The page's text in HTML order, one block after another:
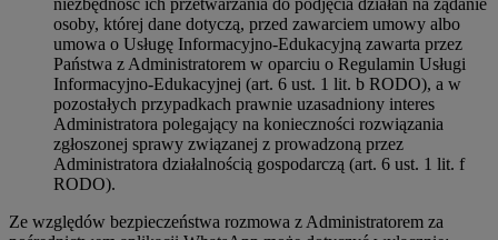
osoby, której dane dotyczą, przed zawarciem umowy albo
umowa o Usługę Informacyjno-Edukacyjną zawarta przez
Państwa z Administratorem w oparciu o Regulamin Usługi
Informacyjno-Edukacyjnej (art. 6 ust. 1 lit. b RODO), a w
pozostałych przypadkach prawnie uzasadniony interes
Administratora polegający na konieczności rozwiązania
zgłoszonej sprawy związanej z prowadzoną przez
Administratora działalnością gospodarczą (art. 6 ust. 1 lit. f
RODO).
Ze względów bezpieczeństwa rozmowa z Administratorem za